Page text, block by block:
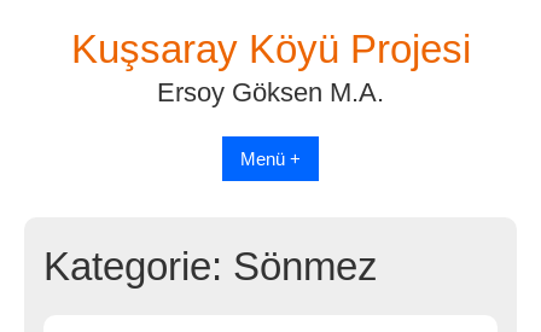
Kuşsaray Köyü Projesi
Ersoy Göksen M.A.
Menü +
Kategorie: Sönmez